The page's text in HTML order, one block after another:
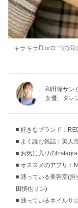
キラキラDiorロゴの間
和田瞳サン
女優、タレ
好きなブランド：
よく読む雑誌：美人
お気に入りの
オススメのアプリ：
通っている美容室(担
田慎也サン)
通っているネイルサ